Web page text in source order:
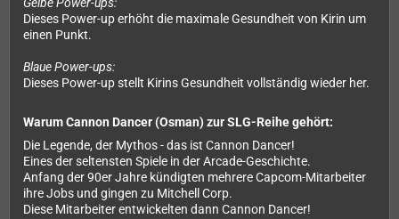
Gelbe Power-ups:
Dieses Power-up erhöht die maximale Gesundheit von Kirin um
einen Punkt.
Blaue Power-ups:
Dieses Power-up stellt Kirins Gesundheit vollständig wieder her.
Warum Cannon Dancer (Osman) zur SLG-Reihe gehört:
Die Legende, der Mythos - das ist Cannon Dancer!
Eines der seltensten Spiele in der Arcade-Geschichte.
Anfang der 90er Jahre kündigten mehrere Capcom-Mitarbeiter
ihre Jobs und gingen zu Mitchell Corp.
Diese Mitarbeiter entwickelten dann Cannon Dancer!